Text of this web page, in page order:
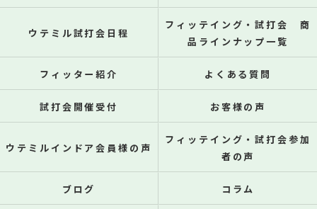
ウテミル試打会日程
フィッテイング・試打会 商
品ラインナップ一覧
フィッター紹介 よくある質問
試打会開催受付 お客様の声
ウテミルインドア会員様の声
フィッテイング・試打会参加
者の声
ブログ コラム